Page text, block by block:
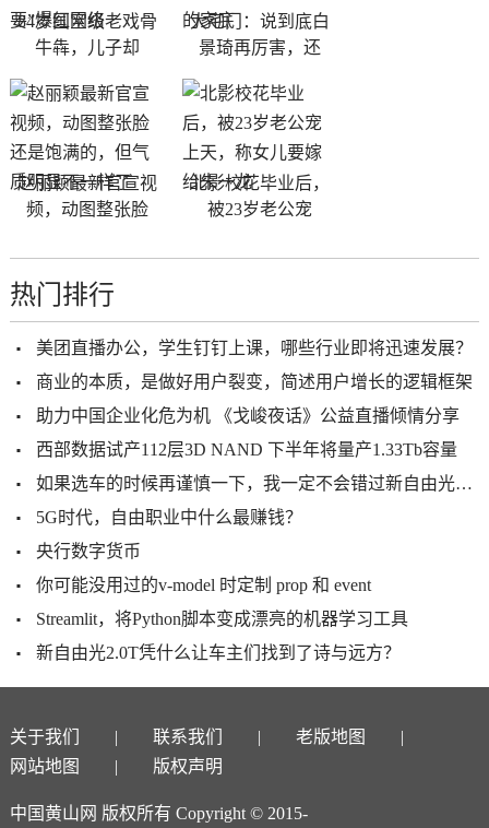
84岁国宝级老戏骨
牛犇，儿子却
大宅门：说到底白
景琦再厉害，还
赵丽颖最新官宣视
频，动图整张脸
北影校花毕业后，
被23岁老公宠
热门排行
美团直播办公，学生钉钉上课，哪些行业即将迅速发展？
商业的本质，是做好用户裂变，简述用户增长的逻辑框架
助力中国企业化危为机 《戈峻夜话》公益直播倾情分享
西部数据试产112层3D NAND 下半年将量产1.33Tb容量
如果选车的时候再谨慎一下，我一定不会错过新自由光2.0T
5G时代，自由职业中什么最赚钱？
央行数字货币
你可能没用过的v-model 时定制 prop 和 event
Streamlit，将Python脚本变成漂亮的机器学习工具
新自由光2.0T凭什么让车主们找到了诗与远方？
关于我们 联系我们
老版地图
网站地图
版权声明
中国黄山网 版权所有 Copyright © 2015-